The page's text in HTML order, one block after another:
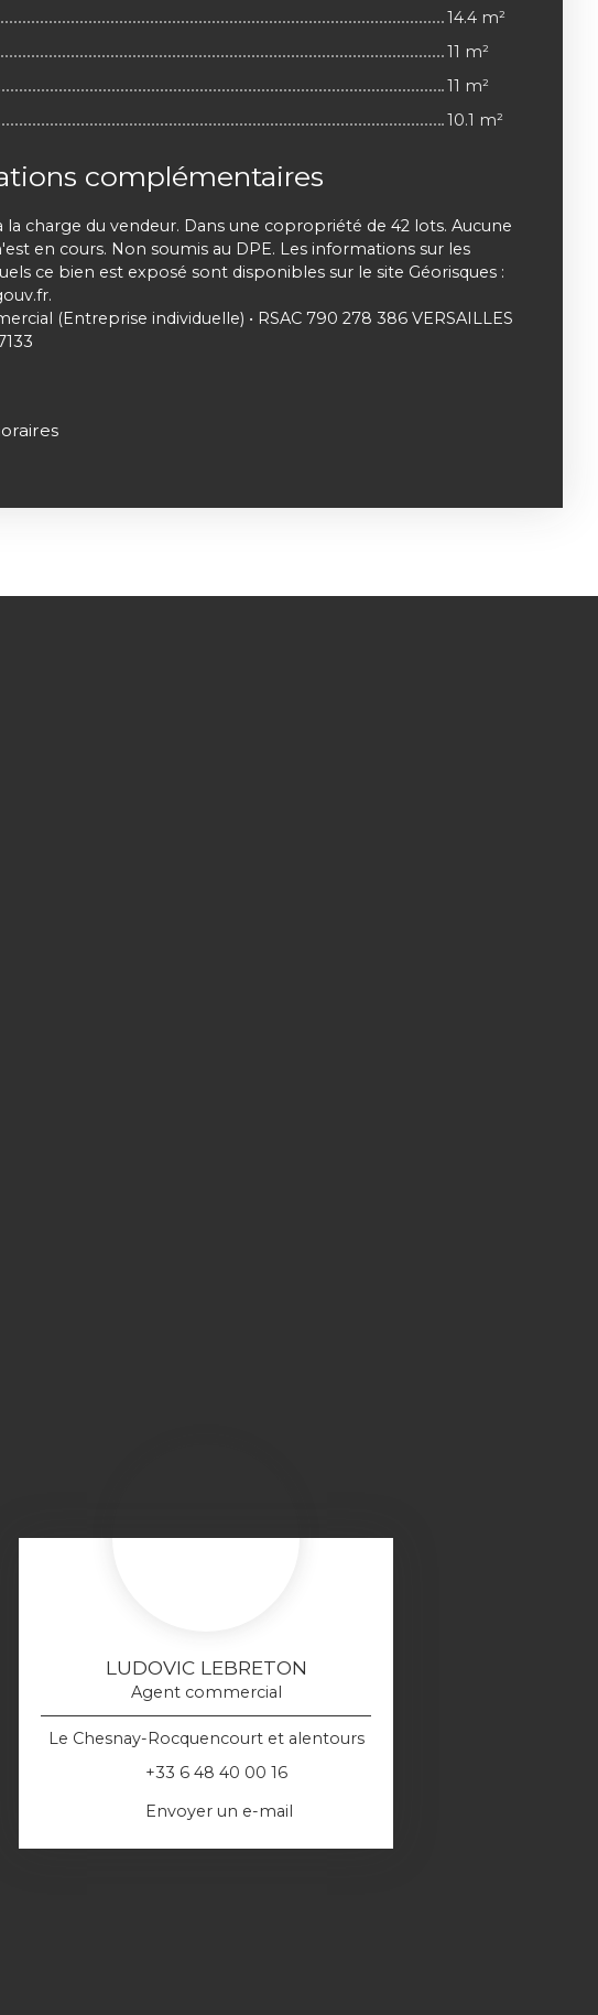
14.4 m²
11 m²
11 m²
10.1 m²
complémentaires
la charge du vendeur. Dans une copropriété de 42 lots. Aucune
en cours. Non soumis au DPE. Les informations sur les
ce bien est exposé sont disponibles sur le site Géorisques :
(Entreprise individuelle) • RSAC 790 278 386 VERSAILLES
LUDOVIC LEBRETON
Agent commercial
Le Chesnay-Rocquencourt et alentours
+33 6 48 40 00 16
Envoyer un e-mail